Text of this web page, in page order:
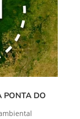
PONTA DO